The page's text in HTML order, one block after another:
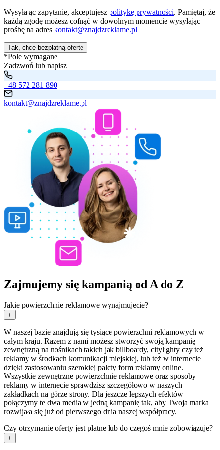
Wysyłając zapytanie, akceptujesz politykę prywatności. Pamiętaj, że
każdą zgodę możesz cofnąć w dowolnym momencie wysyłając
prośbę na adres kontakt@znajdzreklame.pl
Tak, chcę bezpłatną ofertę
*Pole wymagane
Zadzwoń lub napisz
+48 572 281 890
kontakt@znajdzreklame.pl
Zajmujemy się kampanią od A do Z
Jakie powierzchnie reklamowe wynajmujecie?
+
W naszej bazie znajdują się tysiące powierzchni reklamowych w
całym kraju. Razem z nami możesz stworzyć swoją kampanię
zewnętrzną na nośnikach takich jak billboardy, citylighty czy też
reklamy w środkach komunikacji miejskiej, lub też w internecie
dzięki zastosowaniu szerokiej palety form reklamy online.
Wszystkie zewnętrzne powierzchnie reklamowe oraz sposoby
reklamy w internecie sprawdzisz szczegółowo w naszych
zakładkach na górze strony. Dla jeszcze lepszych efektów
połączymy te dwa media w jedną kampanię tak, aby Twoja marka
rozwijała się już od pierwszego dnia naszej współpracy.
Czy otrzymanie oferty jest płatne lub do czegoś mnie zobowiązuje?
+